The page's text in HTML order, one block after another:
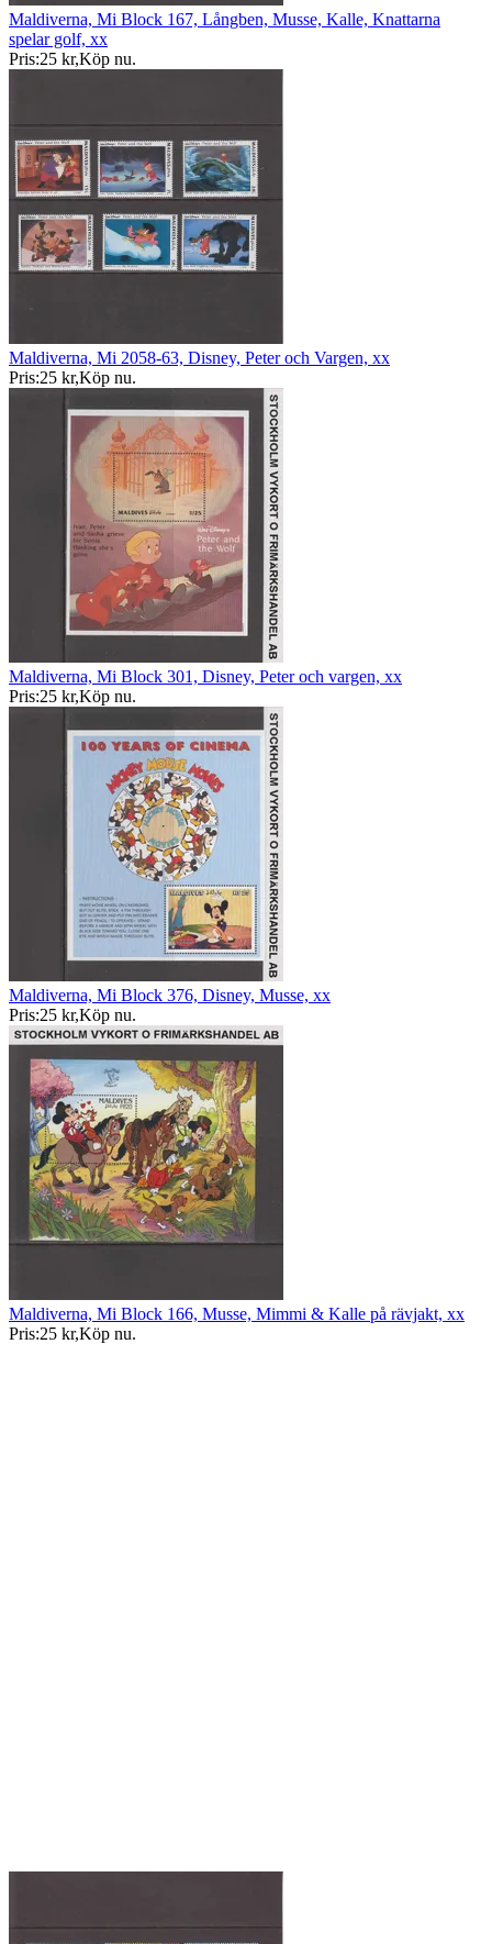
Maldiverna, Mi Block 167, Långben, Musse, Kalle, Knattarna
spelar golf, xx
Pris:25 kr,Köp nu.
Maldiverna, Mi 2058-63, Disney, Peter och Vargen, xx
Pris:25 kr,Köp nu.
Maldiverna, Mi Block 301, Disney, Peter och vargen, xx
Pris:25 kr,Köp nu.
Maldiverna, Mi Block 376, Disney, Musse, xx
Pris:25 kr,Köp nu.
Maldiverna, Mi Block 166, Musse, Mimmi & Kalle på rävjakt, xx
Pris:25 kr,Köp nu.